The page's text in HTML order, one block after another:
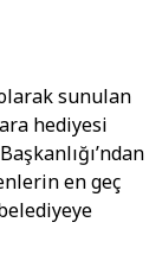
sunulan
hediyesi
en geç